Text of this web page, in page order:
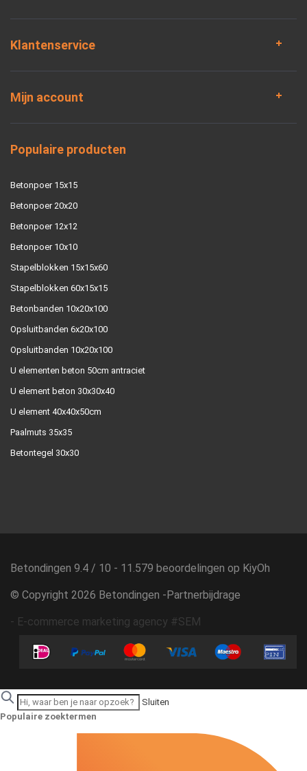
Klantenservice
Mijn account
Populaire producten
Betonpoer 15x15
Betonpoer 20x20
Betonpoer 12x12
Betonpoer 10x10
Stapelblokken 15x15x60
Stapelblokken 60x15x15
Betonbanden 10x20x100
Opsluitbanden 6x20x100
Opsluitbanden 10x20x100
U elementen beton 50cm antraciet
U element beton 30x30x40
U element 40x40x50cm
Paalmuts 35x35
Betontegel 30x30
Betondingen 9.4 / 10 - 11.579 beoordelingen op KiyOh
© Copyright 2026 Betondingen -Partnerbijdrage
- E-commerce marketing agency #SEM
Sluiten
Populaire zoektermen